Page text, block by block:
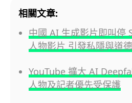
相關文章:
中國 AI 生成影片即叫停
人物影片 引發私隱與道
YouTube 擴大 AI
人物及記者優先受保護